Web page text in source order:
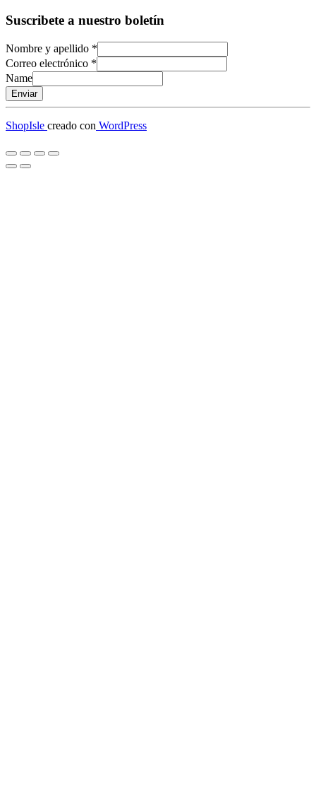
Suscribete a nuestro boletín
Nombre y apellido *
Correo electrónico *
Name
Enviar
ShopIsle creado con WordPress